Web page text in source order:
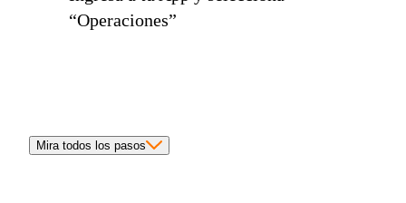
“Operaciones”
Mira todos los pasos